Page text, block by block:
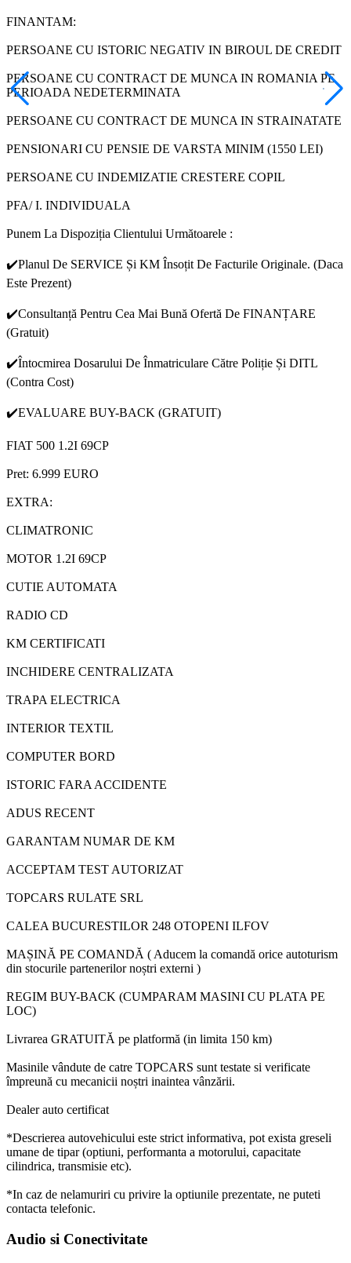
FINANTAM:
PERSOANE CU ISTORIC NEGATIV IN BIROUL DE CREDIT
PERSOANE CU CONTRACT DE MUNCA IN ROMANIA PE
PERIOADA NEDETERMINATA
PERSOANE CU CONTRACT DE MUNCA IN STRAINATATE
PENSIONARI CU PENSIE DE VARSTA MINIM (1550 LEI)
PERSOANE CU INDEMIZATIE CRESTERE COPIL
PFA/ I. INDIVIDUALA
Punem La Dispoziția Clientului Următoarele :
✔️Planul De SERVICE Și KM Însoțit De Facturile Originale. (Daca
Este Prezent)
✔️Consultanță Pentru Cea Mai Bună Ofertă De FINANȚARE
(Gratuit)
✔️Întocmirea Dosarului De Înmatriculare Către Poliție Și DITL
(Contra Cost)
✔️EVALUARE BUY-BACK (GRATUIT)
FIAT 500 1.2I 69CP
Pret: 6.999 EURO
EXTRA:
CLIMATRONIC
MOTOR 1.2I 69CP
CUTIE AUTOMATA
RADIO CD
KM CERTIFICATI
INCHIDERE CENTRALIZATA
TRAPA ELECTRICA
INTERIOR TEXTIL
COMPUTER BORD
ISTORIC FARA ACCIDENTE
ADUS RECENT
GARANTAM NUMAR DE KM
ACCEPTAM TEST AUTORIZAT
TOPCARS RULATE SRL
CALEA BUCURESTILOR 248 OTOPENI ILFOV
MAȘINĂ PE COMANDĂ ( Aducem la comandă orice autoturism
din stocurile partenerilor noștri externi )
REGIM BUY-BACK (CUMPARAM MASINI CU PLATA PE
LOC)
Livrarea GRATUITĂ pe platformă (in limita 150 km)
Masinile vândute de catre TOPCARS sunt testate si verificate
împreună cu mecanicii noștri inaintea vânzării.
Dealer auto certificat
*Descrierea autovehicului este strict informativa, pot exista greseli
umane de tipar (optiuni, performanta a motorului, capacitate
cilindrica, transmisie etc).
*In caz de nelamuriri cu privire la optiunile prezentate, ne puteti
contacta telefonic.
Audio si Conectivitate